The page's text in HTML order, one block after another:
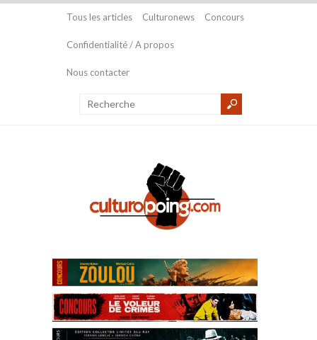
Tous les articles Culturonews Concours
Confidentialité / A propos
Nous contacter